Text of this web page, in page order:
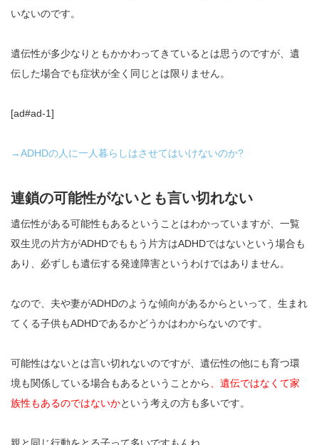
いないのです。
遺伝性が多少なりともかかわってきているとは思うのですが、遺
伝した場合でも症状が全く同じとは限りません。
[ad#ad-1]
→ADHDの人に一人暮らしはさせてはいけないのか?
連鎖の可能性がないとも言い切れない
遺伝性がある可能性もあるということはわかっていますが、一覧
双生児の片方がADHDでももう片方はADHDではないという場合も
あり、必ずしも遺伝する発達障害というわけではありません。
なので、夫や妻がADHDのような傾向があるからといって、生まれ
てくる子供もADHDであるかどうかはわからないのです。
可能性はないとは言い切れないのですが、遺伝性の他にも育つ環
境も関係している場合もあるということから
、遺伝ではなくて家
族性もあるのではないかという考えの方も多いです。
親と同じ行動をとる子って多いですもんね。